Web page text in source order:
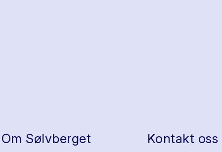
Om Sølvberget Kontakt oss